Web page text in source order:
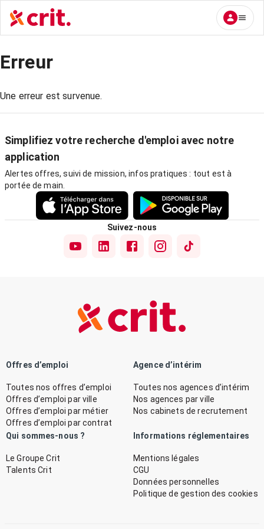
Erreur
Une erreur est survenue.
Simplifiez votre recherche d'emploi avec notre
application
Alertes offres, suivi de mission, infos pratiques : tout est à
portée de main.
Suivez-nous
Offres d’emploi
Toutes nos offres d’emploi
Offres d’emploi par ville
Offres d’emploi par métier
Offres d’emploi par contrat
Agence d’intérim
Toutes nos agences d’intérim
Nos agences par ville
Nos cabinets de recrutement
Qui sommes-nous ?
Le Groupe Crit
Talents Crit
Informations réglementaires
Mentions légales
CGU
Données personnelles
Politique de gestion des cookies